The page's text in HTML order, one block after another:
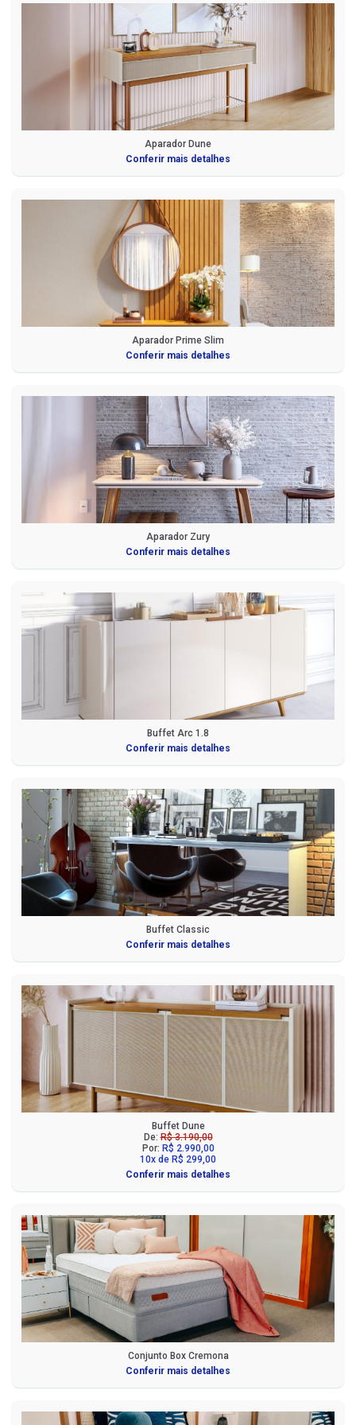
Aparador Dune
Conferir mais detalhes
Aparador Prime Slim
Conferir mais detalhes
Aparador Zury
Conferir mais detalhes
Buffet Arc 1.8
Conferir mais detalhes
Buffet Classic
Conferir mais detalhes
Buffet Dune
De:R$ 3.190,00
Por: R$ 2.990,00
10x de R$ 299,00
Conferir mais detalhes
Conjunto Box Cremona
Conferir mais detalhes